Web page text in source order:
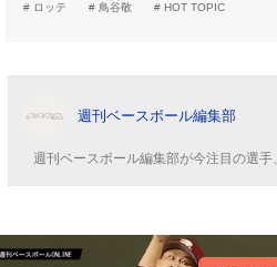
ロッテ 鳥谷敬 HOT TOPIC
週刊ベースボール編集部
週刊ベースボール編集部が今注目の選手